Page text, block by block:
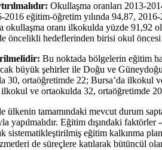
Okullaşma oranları 2013-
eğitim-öğretim yılında 94,87,
okullaşma oranı ilkokulda yüzde 91,92
hedeflerinden birisi okul
Bu noktada bölgelerin eğitim
büyük şehirler ile Doğu ve
30, ortaöğretimde 22; Bursa’da
ve ortaokulda 32, ortaöğretimde
ülkenin tamamındaki mevcut durum
Eğitim dışındaki
sistematikleştirilmiş eğitim kalkınma
de süreçlere katılarak bütüncül